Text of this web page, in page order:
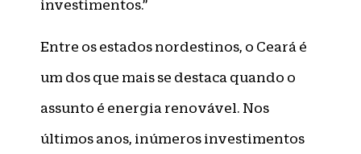
investimentos.”
Entre os estados nordestinos, o Ceará é
um dos que mais se destaca quando o
assunto é energia renovável. Nos
últimos anos, inúmeros investimentos